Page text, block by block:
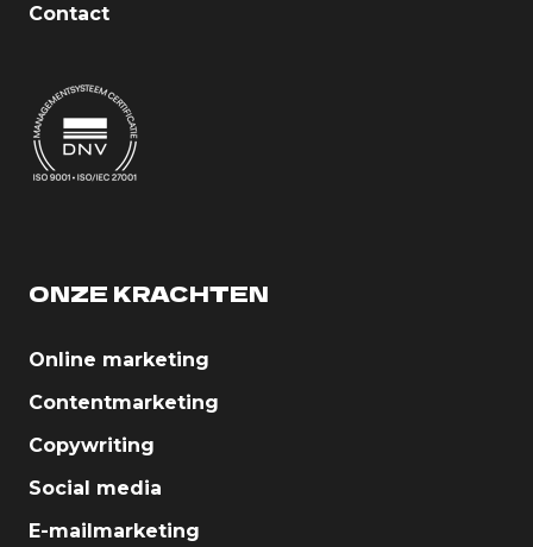
Contact
ONZE KRACHTEN
Online marketing
Contentmarketing
Copywriting
Social media
E-mailmarketing